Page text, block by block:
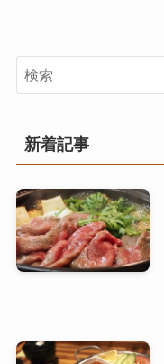
新着記事